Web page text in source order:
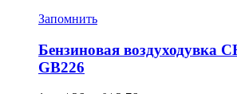
Запомнить
Бензиновая воздуходувка
GB226